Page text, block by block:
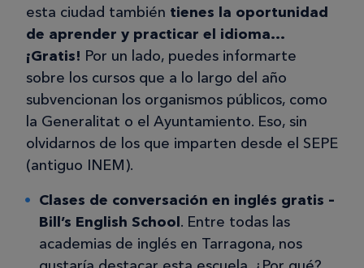
esta ciudad también tienes la oportunidad
de aprender y practicar el idioma…
¡Gratis! Por un lado, puedes informarte
sobre los cursos que a lo largo del año
subvencionan los organismos públicos, como
la Generalitat o el Ayuntamiento. Eso, sin
olvidarnos de los que imparten desde el SEPE
(antiguo INEM).
Clases de conversación en inglés gratis –
Bill’s English School. Entre todas las
academias de inglés en Tarragona, nos